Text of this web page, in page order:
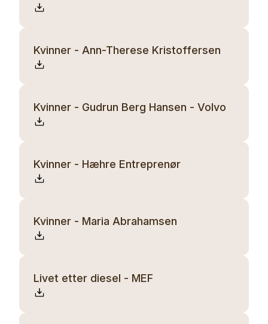
Kvinner - Ann-Therese Kristoffersen
Kvinner - Gudrun Berg Hansen - Volvo
Kvinner - Hæhre Entreprenør
Kvinner - Maria Abrahamsen
Livet etter diesel - MEF